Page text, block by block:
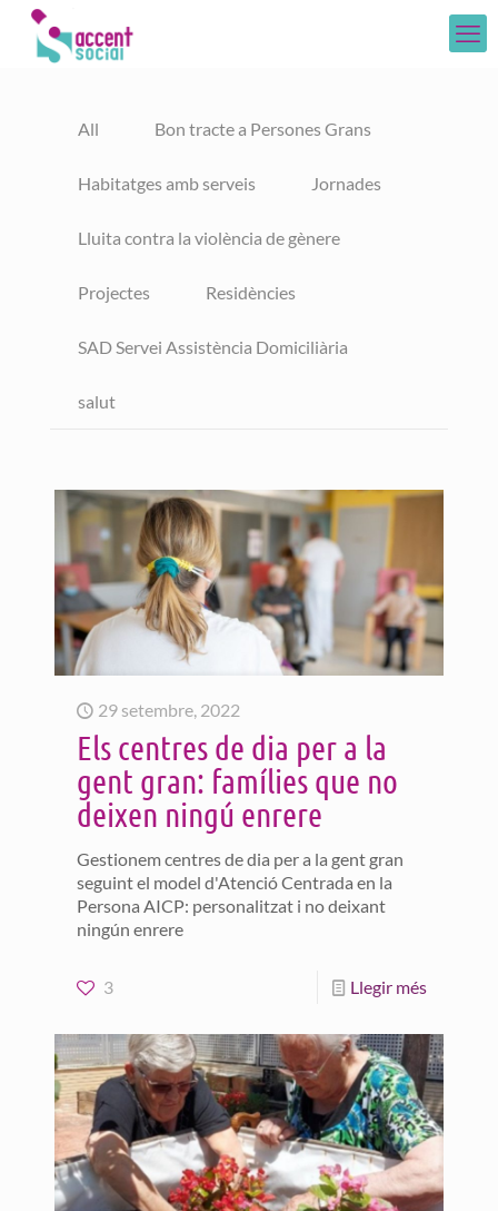
All Bon tracte a Persones Grans
Habitatges amb serveis Jornades
Lluita contra la violència de gènere
Projectes Residències
SAD Servei Assistència Domiciliària
salut
29 setembre, 2022
Els centres de dia per a la
gent gran: famílies que no
deixen ningú enrere
Gestionem centres de dia per a la gent gran
seguint el model d'Atenció Centrada en la
Persona AICP: personalitzat i no deixant
ningún enrere
3 Llegir més